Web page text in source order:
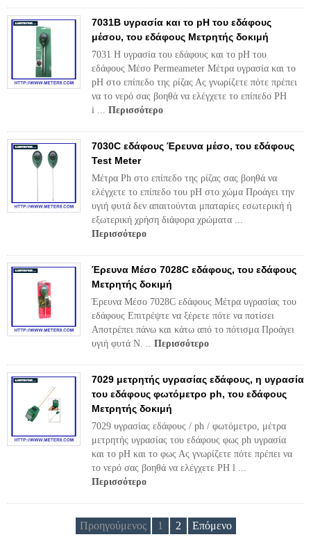
7031B υγρασία και το pH του εδάφους
μέσου, του εδάφους Μετρητής δοκιμή
7031 Η υγρασία του εδάφους και το pH του
εδάφους Μέσο Permeameter Μέτρα υγρασία και το
pH στο επίπεδο της ρίζας Ας γνωρίζετε πότε πρέπει
να το νερό σας βοηθά να ελέγχετε το επίπεδο PH
i ... Περισσότερο
7030C εδάφους Έρευνα μέσο, ​​του εδάφους
Test Meter
Μέτρα Ph στο επίπεδο της ρίζας σας βοηθά να
ελέγχετε το επίπεδο του pH στο χώμα Προάγει την
υγιή φυτά δεν απαιτούνται μπαταρίες εσωτερική ή
εξωτερική χρήση διάφορα χρώματα ...
Περισσότερο
Έρευνα Μέσο 7028C εδάφους, του εδάφους
Μετρητής δοκιμή
Έρευνα Μέσο 7028C εδάφους Μέτρα υγρασίας του
εδάφους Επιτρέψτε να ξέρετε πότε να ποτίσει
Αποτρέπει πάνω και κάτω από το πότισμα Προάγει
υγιή φυτά N. .. Περισσότερο
7029 μετρητής υγρασίας εδάφους, η υγρασία
του εδάφους φωτόμετρο ph, του εδάφους
Μετρητής δοκιμή
7029 υγρασίας εδάφους / ph / φωτόμετρο, μέτρα
μετρητής υγρασίας του εδάφους φως ph υγρασία
και το pH και το φως Ας γνωρίζετε πότε πρέπει να
το νερό σας βοηθά να ελέγχετε PH l ...
Περισσότερο
Προηγούμενος 1 2 Επόμενο